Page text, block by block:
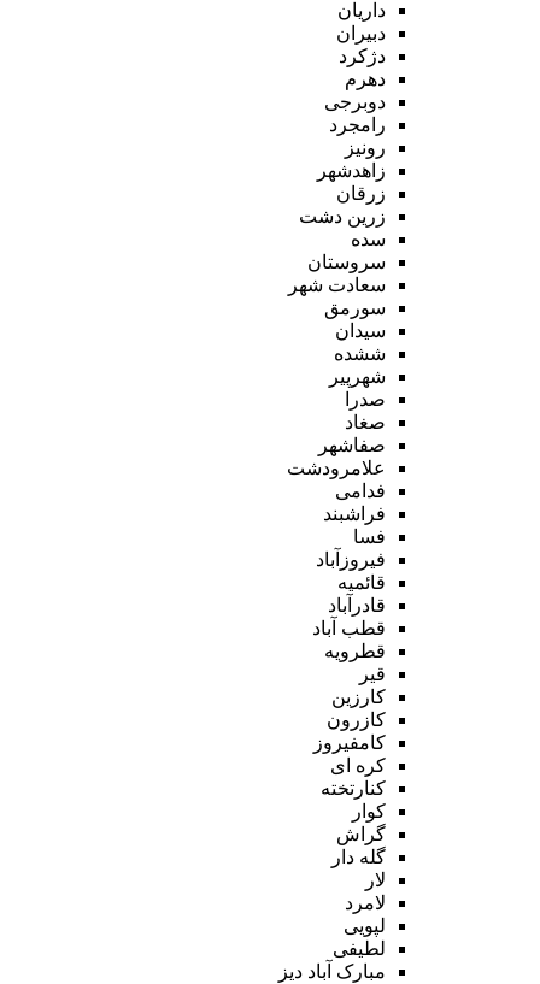
داریان
دبیران
دژکرد
دهرم
دوبرجی
رامجرد
رونیز
زاهدشهر
زرقان
زرین دشت
سده
سروستان
سعادت شهر
سورمق
سیدان
ششده
شهرپیر
صدرا
صغاد
صفاشهر
علامرودشت
فدامی
فراشبند
فسا
فیروزآباد
قائمیه
قادرآباد
قطب آباد
قطرویه
قیر
کارزین
کازرون
کامفیروز
کره ای
کنارتخته
کوار
گراش
گله دار
لار
لامرد
لپویی
لطیفی
مبارک آباد دیز